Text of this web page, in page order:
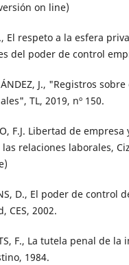
on line)
El respeto a la esfera
del poder de control
J., "Registros
TL, 2019, nº 150.
F.J. Libertad de
relaciones laborales,
D., El poder de control
CES, 2002.
F., La tutela penal de
1984.